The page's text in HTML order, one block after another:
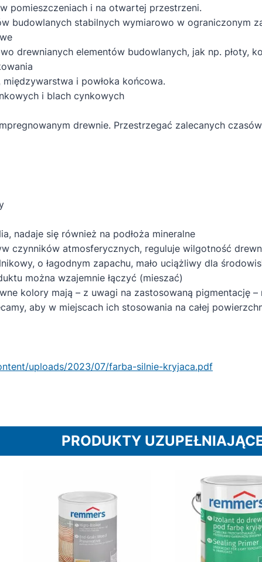
pomieszczeniach i na otwartej przestrzeni.
budowlanych stabilnych wymiarowo w ograniczonym
drewnianych elementów budowlanych, jak np. płoty,
i powłoka końcowa.
i blach cynkowych
drewnie. Przestrzegać zalecanych
nadaje się również na podłoża mineralne
czynników atmosferycznych, reguluje wilgotność
o łagodnym zapachu, mało uciążliwy dla
można wzajemnie łączyć (mieszać)
kolory mają – z uwagi na zastosowaną pigmentację
aby w miejscach ich stosowania na całej
uploads/2023/07/farba-silnie-kryjaca.pdf
PRODUKTY